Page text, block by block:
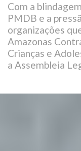
Com a
PMDB e a
organizações
Amazonas
Crianças e
a Assembleia